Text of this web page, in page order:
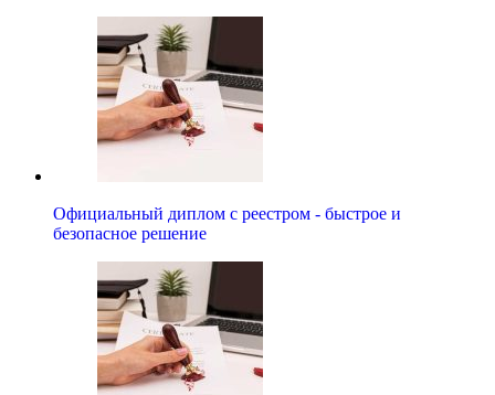
Официальный диплом с реестром - быстрое и
безопасное решение